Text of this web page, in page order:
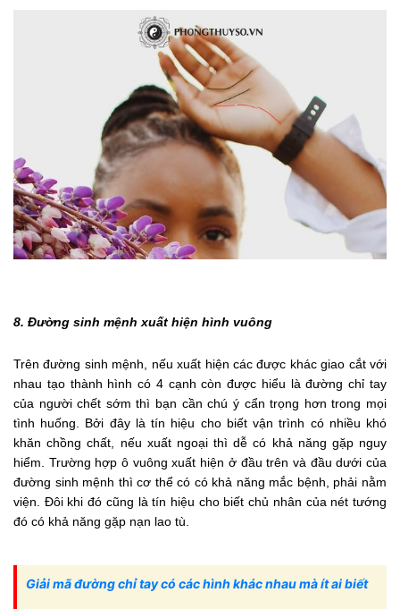
8. Đường sinh mệnh xuất hiện hình vuông
Trên đường sinh mệnh, nếu xuất hiện các được khác giao cắt với
nhau tạo thành hình có 4 cạnh còn được hiểu là đường chỉ tay
của người chết sớm thì bạn cần chú ý cẩn trọng hơn trong mọi
tình huống. Bởi đây là tín hiệu cho biết vận trình có nhiều khó
khăn chồng chất, nếu xuất ngoại thì dễ có khả năng gặp nguy
hiểm. Trường hợp ô vuông xuất hiện ở đầu trên và đầu dưới của
đường sinh mệnh thì cơ thể có có khả năng mắc bệnh, phải nằm
viện. Đôi khi đó cũng là tín hiệu cho biết chủ nhân của nét tướng
đó có khả năng gặp nạn lao tù.
Giải mã đường chỉ tay có các hình khác nhau mà ít ai biết